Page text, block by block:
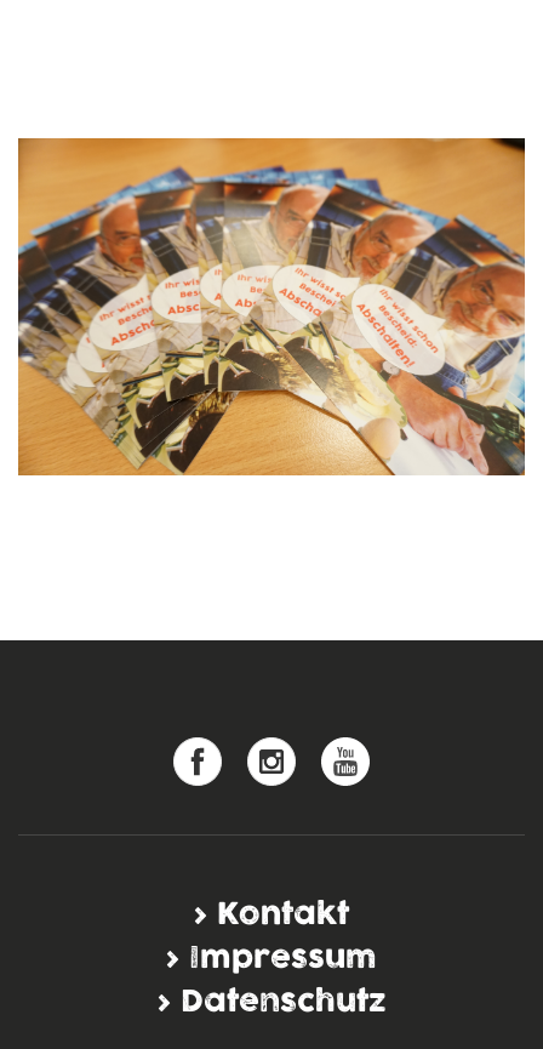
Kontakt
Impressum
Datenschutz